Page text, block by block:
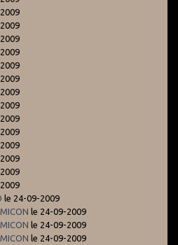
le 24-09-2009
le 24-09-2009
le 24-09-2009
le 24-09-2009